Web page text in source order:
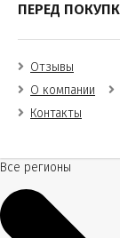
ПЕРЕД
Отзывы
О компании
Контакты
Все регионы